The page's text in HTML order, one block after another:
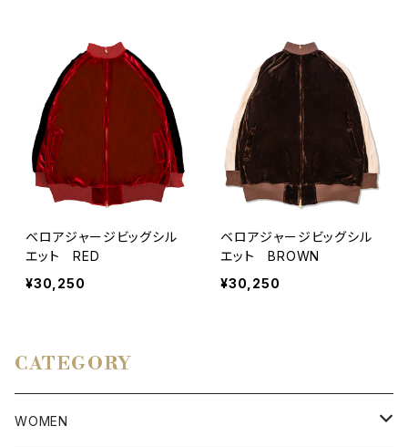
ベロアジャージビッグシル
エット RED
¥30,250
ベロアジャージビッグシル
エット BROWN
¥30,250
CATEGORY
WOMEN